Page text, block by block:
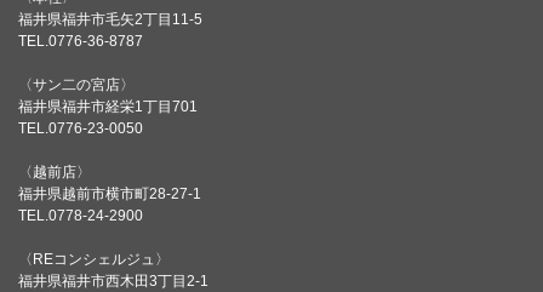
福井県福井市毛矢2丁目11-5
TEL.0776-36-8787
〈サン二の宮店〉
福井県福井市経栄1丁目701
TEL.0776-23-0050
〈越前店〉
福井県越前市横市町28-27-1
TEL.0778-24-2900
〈REコンシェルジュ〉
福井県福井市西木田3丁目2-1